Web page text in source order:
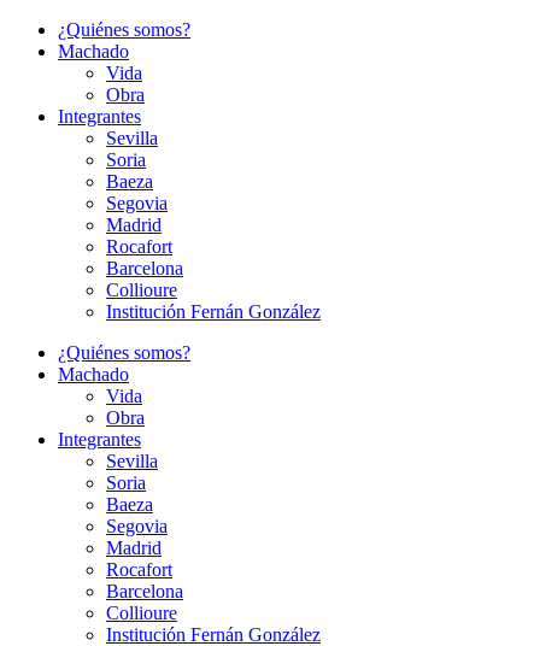
¿Quiénes somos?
Machado
Vida
Obra
Integrantes
Sevilla
Soria
Baeza
Segovia
Madrid
Rocafort
Barcelona
Collioure
Institución Fernán González
¿Quiénes somos?
Machado
Vida
Obra
Integrantes
Sevilla
Soria
Baeza
Segovia
Madrid
Rocafort
Barcelona
Collioure
Institución Fernán González